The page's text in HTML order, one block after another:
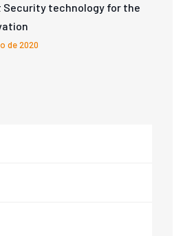
Security technology for the
de 2020